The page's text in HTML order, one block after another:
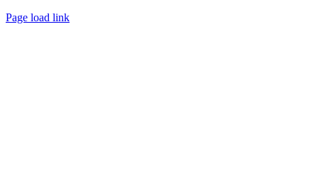
Toggle
Page load link